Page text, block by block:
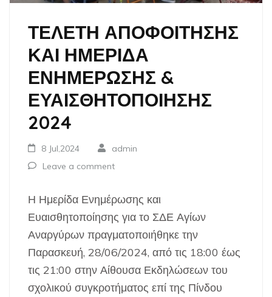
ΤΕΛΕΤΗ ΑΠΟΦΟΙΤΗΣΗΣ
ΚΑΙ ΗΜΕΡΙΔΑ
ΕΝΗΜΕΡΩΣΗΣ &
ΕΥΑΙΣΘΗΤΟΠΟΙΗΣΗΣ
2024
8 Jul,2024
admin
Leave a comment
Η Ημερίδα Ενημέρωσης και
Ευαισθητοποίησης για το ΣΔΕ Αγίων
Αναργύρων πραγματοποιήθηκε την
Παρασκευή, 28/06/2024, από τις 18:00 έως
τις 21:00 στην Αίθουσα Εκδηλώσεων του
σχολικού συγκροτήματος επί της Πίνδου